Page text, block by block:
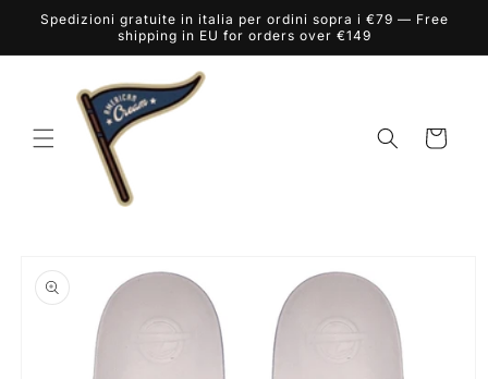
direttamente
Spedizioni gratuite in italia per ordini sopra i €79 — Free
shipping in EU for orders over €149
Carrello
informazioni
sul prodotto